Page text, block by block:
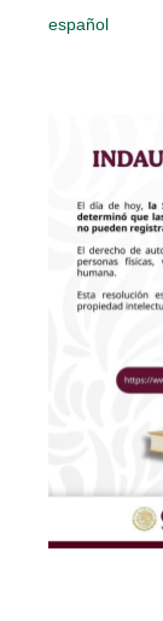
español